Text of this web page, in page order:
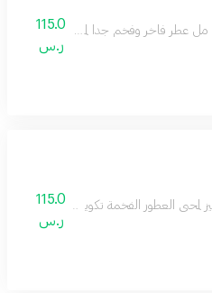
115.0
ر.س
لمحبي العطور الفخمة تكوين جميل من
115.0
ر.س